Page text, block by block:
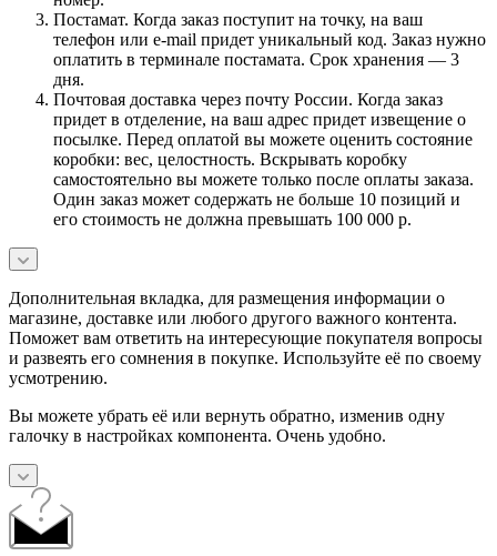
Постамат. Когда заказ поступит на точку, на ваш
телефон или e-mail придет уникальный код. Заказ нужно
оплатить в терминале постамата. Срок хранения — 3
дня.
Почтовая доставка через почту России. Когда заказ
придет в отделение, на ваш адрес придет извещение о
посылке. Перед оплатой вы можете оценить состояние
коробки: вес, целостность. Вскрывать коробку
самостоятельно вы можете только после оплаты заказа.
Один заказ может содержать не больше 10 позиций и
его стоимость не должна превышать 100 000 р.
Дополнительная вкладка, для размещения информации о
магазине, доставке или любого другого важного контента.
Поможет вам ответить на интересующие покупателя вопросы
и развеять его сомнения в покупке. Используйте её по своему
усмотрению.
Вы можете убрать её или вернуть обратно, изменив одну
галочку в настройках компонента. Очень удобно.